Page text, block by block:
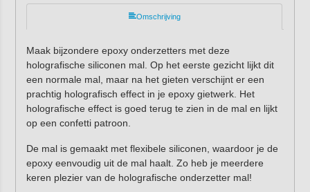
Omschrijving
Maak bijzondere epoxy onderzetters met deze
holografische siliconen mal. Op het eerste gezicht lijkt dit
een normale mal, maar na het gieten verschijnt er een
prachtig holografisch effect in je epoxy gietwerk. Het
holografische effect is goed terug te zien in de mal en lijkt
op een confetti patroon.
De mal is gemaakt met flexibele siliconen, waardoor je de
epoxy eenvoudig uit de mal haalt. Zo heb je meerdere
keren plezier van de holografische onderzetter mal!